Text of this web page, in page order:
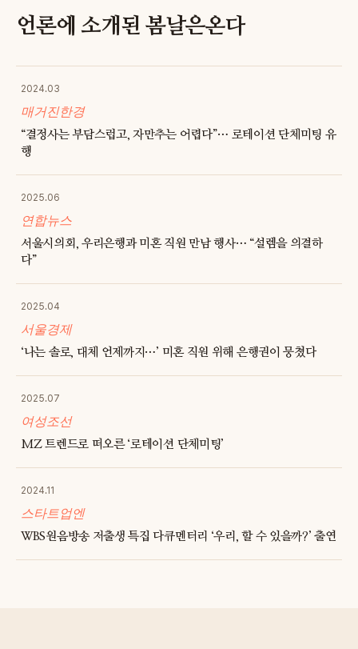
언론에 소개된 봄날은온다
매거진한경
“결정사는 부담스럽고, 자만추는 어렵다”… 로테이션 단체미팅 유
행
2024.03
연합뉴스
서울시의회, 우리은행과 미혼 직원 만남 행사… “설렘을 의결하
다”
2025.06
서울경제
‘나는 솔로, 대체 언제까지…’ 미혼 직원 위해 은행권이 뭉쳤다
2025.04
여성조선
MZ 트렌드로 떠오른 ‘로테이션 단체미팅’
2025.07
스타트업엔
WBS원음방송 저출생 특집 다큐멘터리 ‘우리, 할 수 있을까?’ 출연
2024.11